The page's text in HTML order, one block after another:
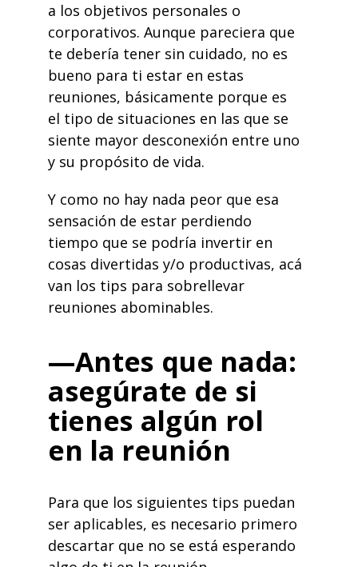
a los objetivos personales o
corporativos. Aunque pareciera que
te debería tener sin cuidado, no es
bueno para ti estar en estas
reuniones, básicamente porque es
el tipo de situaciones en las que se
siente mayor desconexión entre uno
y su propósito de vida.
Y como no hay nada peor que esa
sensación de estar perdiendo
tiempo que se podría invertir en
cosas divertidas y/o productivas, acá
van los tips para sobrellevar
reuniones abominables.
—Antes que nada:
asegúrate de si
tienes algún rol
en la reunión
Para que los siguientes tips puedan
ser aplicables, es necesario primero
descartar que no se está esperando